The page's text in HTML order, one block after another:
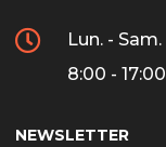
Lun. - Sam.
8:00 - 17:00
NEWSLETTER